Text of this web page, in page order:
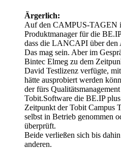
Ärgerlich:
Auf den CAMPUS-TAGEN
Produktmanager für die
dass die LANCAPI über den
Das mag sein. Aber im
Bintec Elmeg zu dem
David Testlizenz verfügte,
hätte ausprobiert werden
der fürs
Tobit.Software die BE.IP
Zeitpunkt der Tobit Campus
selbst in Betrieb genommen
überprüft.
Beide verließen sich bis
anderen.